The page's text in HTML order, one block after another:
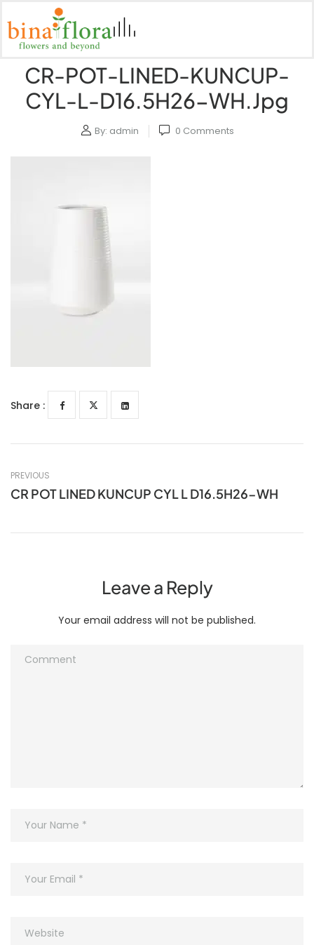
CR-POT-LINED-KUNCUP-
CYL-L-D16.5H26-WH.jpg
By: admin 0 Comments
Share :
PREVIOUS
CR POT LINED KUNCUP CYL L D16.5H26-WH
Leave a Reply
Your email address will not be published.